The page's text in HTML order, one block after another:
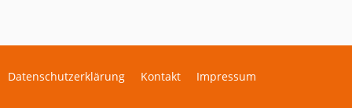
Datenschutzerklärung Kontakt Impressum